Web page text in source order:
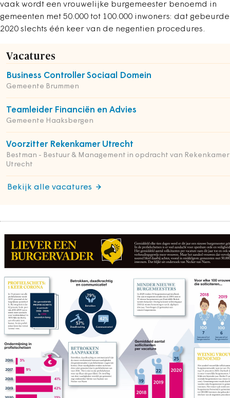
vaak wordt een vrouwelijke burgemeester benoemd in
gemeenten met 50.000 tot 100.000 inwoners: dat
2020 slechts één keer van de negentien procedures.
Vacatures
Business Controller Sociaal Domein
Gemeente Brummen
Teamleider Financiën en Advies
Gemeente Haaksbergen
Voorzitter Rekenkamer Utrecht
Bestman - Bestuur & Management in opdracht van Rekenkamer
Utrecht
Bekijk alle vacatures